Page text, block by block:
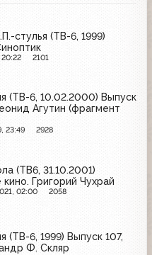
стулья (ТВ-6, 1999)
2101
(ТВ-6, 10.02.2000) Выпуск
Агутин (фрагмент
23:49 2928
(ТВ6, 31.10.2001)
Григорий Чухрай
02:00 2058
(ТВ-6, 1999) Выпуск 107,
Ф. Скляр